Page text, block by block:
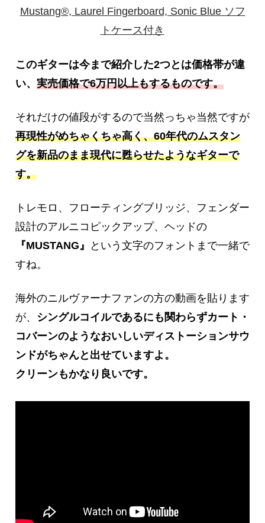
Mustang®, Laurel Fingerboard, Sonic Blue ソフ
トケース付き
このギターは今まで紹介した2つとは価格帯が違
い、 実売価格で6万円以上もするものです。
それだけの値段がするので当然っちゃ当然ですが
再現性がめちゃくちゃ高く、60年代のムスタン
グを新品のまま現代に甦らせたようなギターで
す。
トレモロ、フローティングブリッジ、フェンダー
設計のアルニコピックアップ、ヘッドの
『MUSTANG』
という文字のフォントまで一緒で
すね。
海外のニルヴァーナファンの方の動画を貼ります
が、 シングルコイルであるにも関わらずカート・
コバーンのようなおいしいディストーションサウ
ンドがちゃんと出せていますよ。
クリーンもかなり良いです。